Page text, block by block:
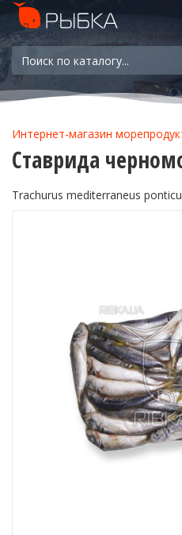
Интернет-магазин
Ставрида
Trachurus mediterraneus